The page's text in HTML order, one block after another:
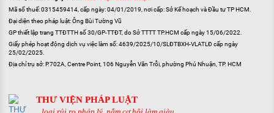
Mã số thuế: 0315459414, cấp ngày: 04/01/2019, nơi cấp: Sở Kế hoạch và Đầu tư TP HCM.
Đại diện theo pháp luật: Ông Bùi Tường Vũ
GP thiết lập trang TTĐTTH số 30/GP-TTĐT, do Sở TTTT TP.HCM cấp ngày 15/06/2022.
Giấy phép hoạt động dịch vụ việc làm số: 4639/2025/10/SLĐTBXH-VLATLĐ cấp ngày
25/02/2025.
Địa chỉ trụ sở: P.702A, Centre Point, 106 Nguyễn Văn Trỗi, phường Phú Nhuận, TP. HCM
THƯ VIỆN PHÁP LUẬT